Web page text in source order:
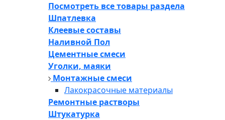
Посмотреть все товары раздела
Шпатлевка
Клеевые составы
Наливной Пол
Цементные смеси
Уголки, маяки
Монтажные смеси
Лакокрасочные материалы
Ремонтные растворы
Штукатурка